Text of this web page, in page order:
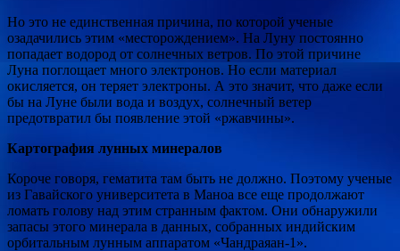
Но это не единственная причина, по которой ученые
озадачились этим «месторождением». На Луну постоянно
попадает водород от солнечных ветров. По этой причине
Луна поглощает много электронов. Но если материал
окисляется, он теряет электроны. А это значит, что даже если
бы на Луне были вода и воздух, солнечный ветер
предотвратил бы появление этой «ржавчины».
Картография лунных минералов
Короче говоря, гематита там быть не должно. Поэтому ученые
из Гавайского университета в Маноа все еще продолжают
ломать голову над этим странным фактом. Они обнаружили
запасы этого минерала в данных, собранных индийским
орбитальным лунным аппаратом «Чандраяан-1».